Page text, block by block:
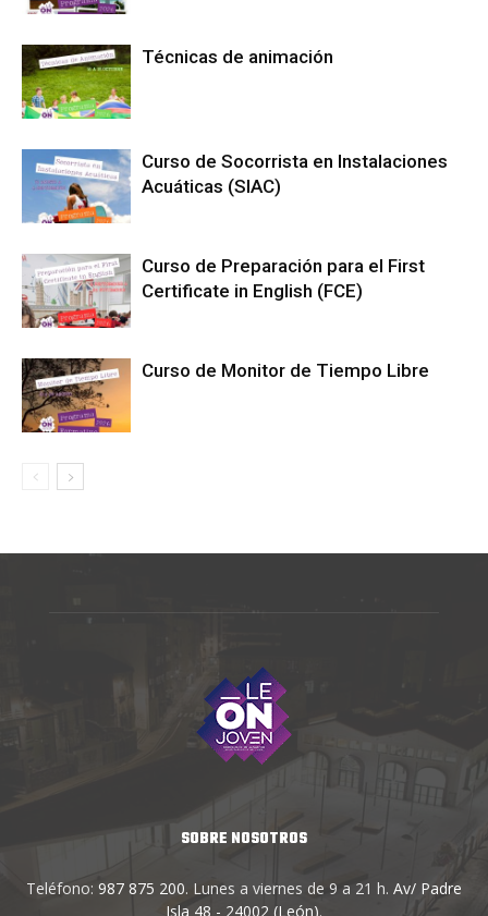
Técnicas de animación
Curso de Socorrista en Instalaciones
Acuáticas (SIAC)
Curso de Preparación para el First
Certificate in English (FCE)
Curso de Monitor de Tiempo Libre
SOBRE NOSOTROS
Teléfono: 987 875 200. Lunes a viernes de 9 a 21 h. Av/ Padre
Isla 48 - 24002 (León).